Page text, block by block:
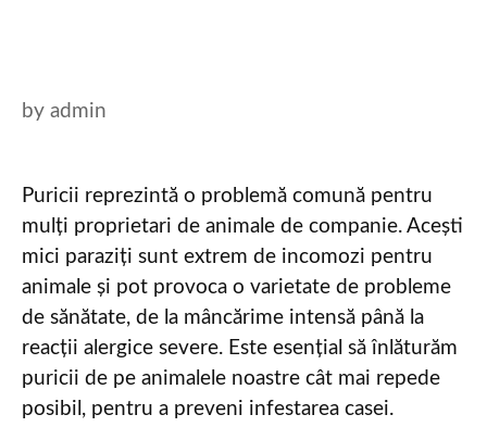
by admin
Puricii reprezintă o problemă comună pentru
mulți proprietari de animale de companie. Acești
mici paraziți sunt extrem de incomozi pentru
animale și pot provoca o varietate de probleme
de sănătate, de la mâncărime intensă până la
reacții alergice severe. Este esențial să înlăturăm
puricii de pe animalele noastre cât mai repede
posibil, pentru a preveni infestarea casei.